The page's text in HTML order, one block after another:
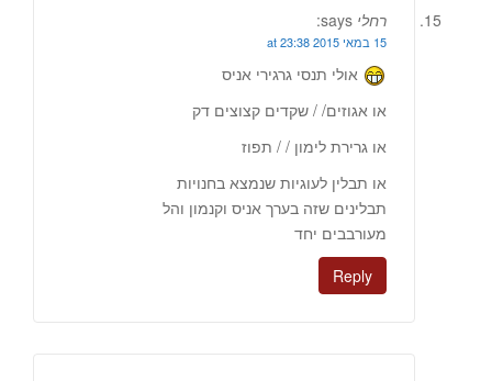
רחלי says:
15 במאי 2015 at 23:38
אולי תנסי גרגירי אניס
או אגוזים/ / שקדים קצוצים דק
או גרירת לימון / / תפוז
או תבלין לעוגיות שנמצא בחנויות
תבלינים שזה בערך אניס וקנמון והל
מעורבבים יחד
Reply